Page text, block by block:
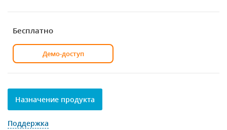
Бесплатно
Демо-доступ
Назначение продукта
Поддержка